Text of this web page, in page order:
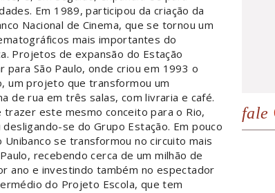
Em 1989, participou da criação da
Nacional de Cinema, que se tornou um
mais importantes do
Projetos de expansão do Estação
para São Paulo, onde criou em 1993 o
um projeto que transformou um
de rua em três salas, com livraria e café.
trazer este mesmo conceito para o Rio,
desligando-se do Grupo Estação. Em pouco
Unibanco se transformou no circuito mais
recebendo cerca de um milhão de
ano e investindo também no espectador
do Projeto Escola, que tem
fale